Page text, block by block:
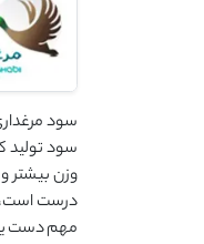
سود
سود تولید
وزن بیشتر
درست است،
مهم دست